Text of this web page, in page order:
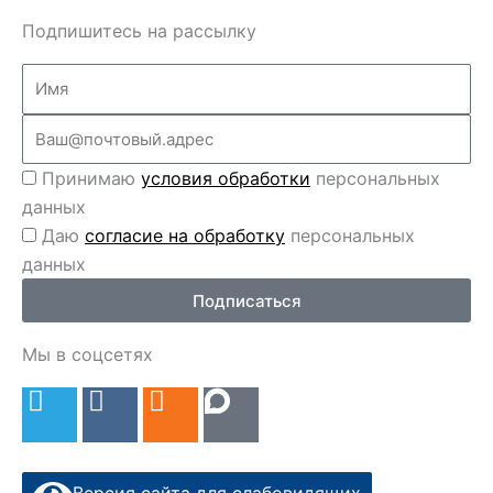
Подпишитесь на рассылку
Name
Перс
данные
Принимаю условия обработки персональных
данных
Перс
данные
Даю согласие на обработку персональных
данных
Подписаться
Мы в соцсетях
e
o